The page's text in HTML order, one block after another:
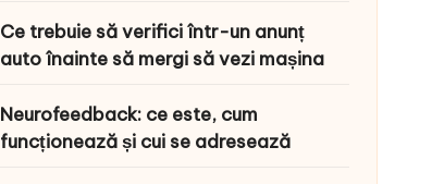
Ce trebuie să verifici într-un anunț
auto înainte să mergi să vezi mașina
Neurofeedback: ce este, cum
funcționează și cui se adresează